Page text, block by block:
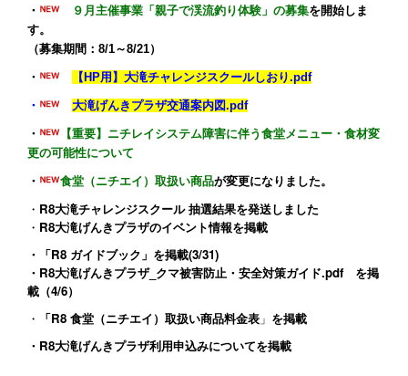
・ ９月主催事業「親子で渓流釣り体験」の募集を開始しま
す。
（募集期間：8/1～8/21）
・ 【HP用】大滝チャレンジスクールしおり.pdf
・ 大滝げんきプラザ交通案内図.pdf
・
【重要】ニチレイシステム障害に伴う食堂メニュー・食材変
更の可能性について
・ 食堂（ニチエイ）取扱い商品が変更になりました。
・ R8大滝チャレンジスクール 抽選結果を発送しました
・ R8大滝げんきプラザのイベント情報を掲載
・ 「R8 ガイドブック」 を掲載(3/31)
・ R8大滝げんきプラザ_クマ被害防止・安全対策ガイド.pdfを掲
載（4/6）
・
「R8 食堂（ニチエイ）取扱い商品料金表 」 を掲載
・ R8大滝げんきプラザ利用申込みについてを掲載